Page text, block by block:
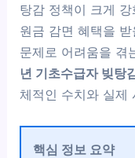
탕감 정책이 크게
원금 감면 혜택을
문제로 어려움을 겪
년 기초수급자 빚탕
체적인 수치와 실제
핵심 정보 요약